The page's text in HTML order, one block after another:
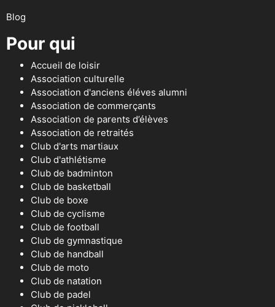
Blog
Pour qui
Accueil de loisir
Association culturelle
Association d'anciens éléves alumni
Association de commerçants
Association de parents d’élèves
Association de retraités
Club d'arts martiaux
Club d'athlétisme
Club de badminton
Club de basketball
Club de boxe
Club de cyclisme
Club de football
Club de gymnastique
Club de handball
Club de moto
Club de natation
Club de padel